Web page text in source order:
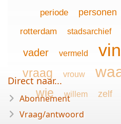
periode personen
rotterdam stadsarchief
vader vermeld
vraag vrouw
wie willem zelf
Direct naar...
Abonnement
Vraag/antwoord